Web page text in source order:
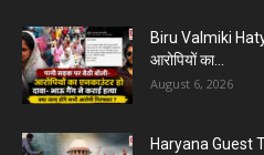
Biru Valmiki
आरोपियों का...
August 6, 2026
Haryana Guest